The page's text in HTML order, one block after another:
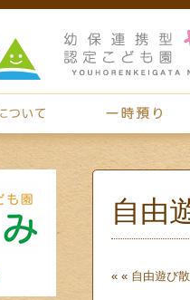
自由
« « 自由遊び